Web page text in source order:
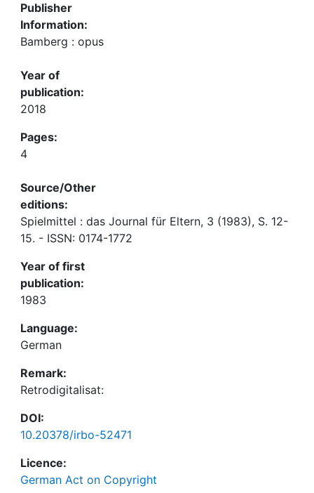
Publisher
Information:
Bamberg : opus
Year of
publication:
2018
Pages:
4
Source/Other
editions:
Spielmittel : das Journal für Eltern, 3 (1983), S. 12-
15. - ISSN: 0174-1772
Year of first
publication:
1983
Language:
German
Remark:
Retrodigitalisat:
DOI:
10.20378/irbo-52471
Licence:
German Act on Copyright